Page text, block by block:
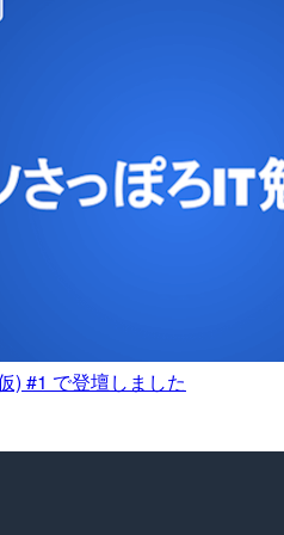
) #1 で登壇しました